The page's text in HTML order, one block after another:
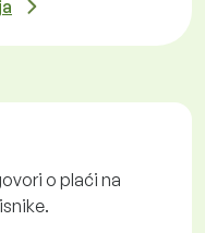
o plaći na